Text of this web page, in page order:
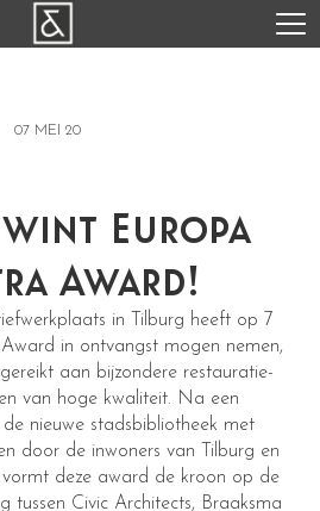
07 MEI 20
Europa
Award!
in Tilburg heeft op 7
in ontvangst mogen nemen,
aan bijzondere restauratie-
van hoge kwaliteit. Na een
nieuwe stadsbibliotheek met
door de inwoners van Tilburg en
vormt deze award de kroon op de
tussen Civic Architects, Braaksma